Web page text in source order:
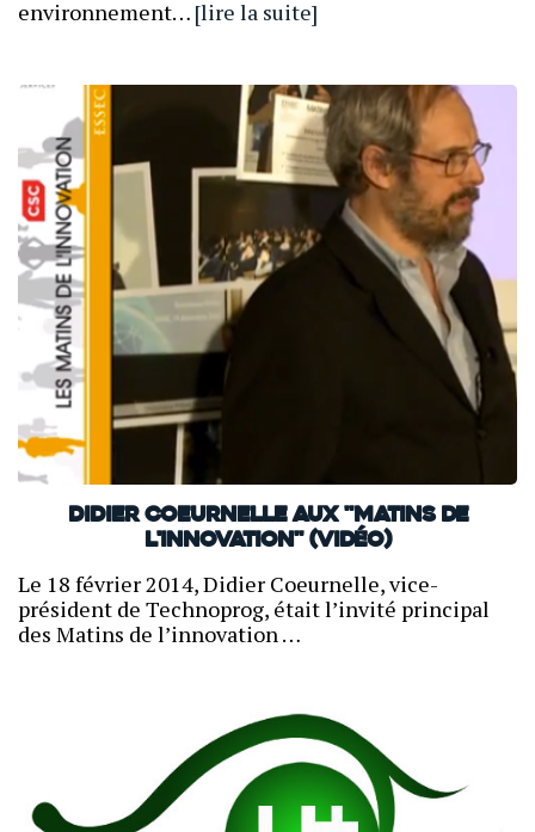
environnement… [lire la suite]
Didier Coeurnelle aux "Matins de
l'innovation" (Vidéo)
Le 18 février 2014, Didier Coeurnelle, vice-
président de Technoprog, était l’invité principal
des Matins de l’innovation …